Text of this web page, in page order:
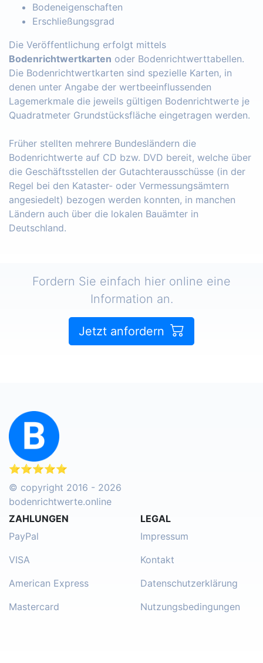
Bodeneigenschaften
Erschließungsgrad
Die Veröffentlichung erfolgt mittels
Bodenrichtwertkarten oder Bodenrichtwerttabellen.
Die Bodenrichtwertkarten sind spezielle Karten, in
denen unter Angabe der wertbeeinflussenden
Lagemerkmale die jeweils gültigen Bodenrichtwerte je
Quadratmeter Grundstücksfläche eingetragen werden.
Früher stellten mehrere Bundesländern die
Bodenrichtwerte auf CD bzw. DVD bereit, welche über
die Geschäftsstellen der Gutachterausschüsse (in der
Regel bei den Kataster- oder Vermessungsämtern
angesiedelt) bezogen werden konnten, in manchen
Ländern auch über die lokalen Bauämter in
Deutschland.
Fordern Sie einfach hier online eine
Information an.
Jetzt anfordern
⭐⭐⭐⭐⭐
© copyright 2016 - 2026
bodenrichtwerte.online
ZAHLUNGEN
PayPal
VISA
American Express
Mastercard
LEGAL
Impressum
Kontakt
Datenschutzerklärung
Nutzungsbedingungen